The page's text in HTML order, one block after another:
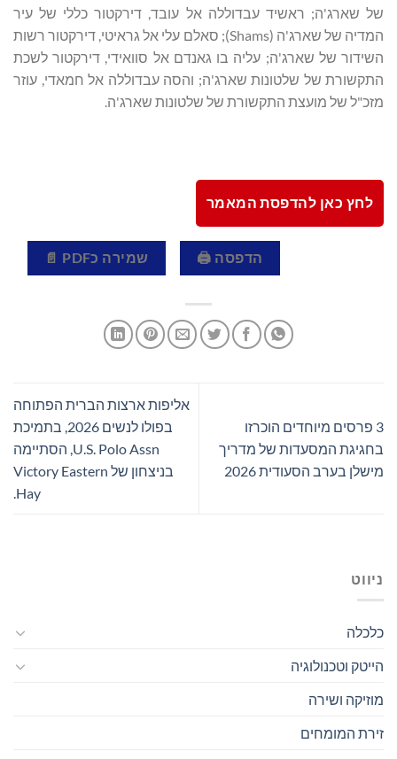
של שארג'ה; ראשיד עבדוללה אל עובד, דירקטור כללי של עיר
המדיה של שארג'ה (Shams); סאלם עלי אל גראיטי, דירקטור רשות
השידור של שארג'ה; עליה בו גאנדם אל סוואידי, דירקטור לשכת
התקשורת של שלטונות שארג'ה; והסה עבדוללה אל חמאדי, עוזר
מזכ"ל של מועצת התקשורת של שלטונות שארג'ה.
לחץ כאן להדפסת המאמר
הדפסה 🖨 שמירה כPDF 📄
3 פרסים מיוחדים הוכרזו
בחגיגת המסעדות של מדריך
מישלן בערב הסעודית 2026
אליפות ארצות הברית הפתוחה
בפולו לנשים 2026, בתמיכת
U.S. Polo Assn, הסתיימה
בניצחון של Victory Eastern
Hay.
ניווט
כלכלה
הייטק וטכנולוגיה
מוזיקה ושירה
זירת המומחים